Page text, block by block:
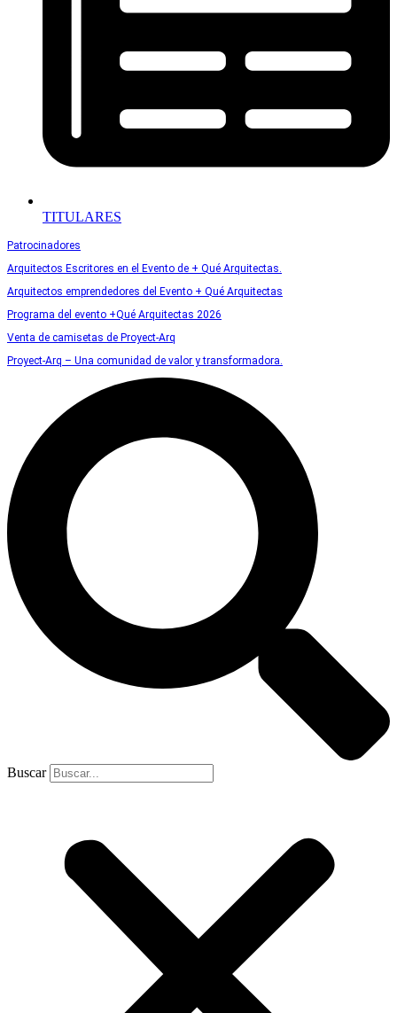
TITULARES
Patrocinadores
Arquitectos Escritores en el Evento de + Qué Arquitectas.
Arquitectos emprendedores del Evento + Qué Arquitectas
Programa del evento +Qué Arquitectas 2026
Venta de camisetas de Proyect-Arq
Proyect-Arq – Una comunidad de valor y transformadora.
Buscar